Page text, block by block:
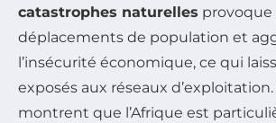
catastrophes naturelles provoque
déplacements de population et
l’insécurité économique, ce qui
exposés aux réseaux
montrent que l’Afrique est